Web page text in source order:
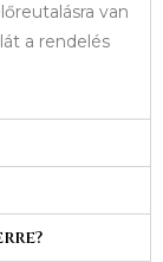
van
a rendelés